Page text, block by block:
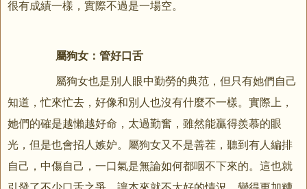
很有成績一樣，實際不過是一場空。
屬狗女：管好口舌
屬狗女也是別人眼中勤勞的典范，但只有她們自己
知道，忙來忙去，好像和別人也沒有什麼不一樣。實際上，
她們的確是越懶越好命，太過勤奮，雖然能贏得羨慕的眼
光，但是也會招人嫉妒。屬狗女又不是善茬，聽到有人編排
自己，中傷自己，一口氣是無論如何都咽不下來的。這也就